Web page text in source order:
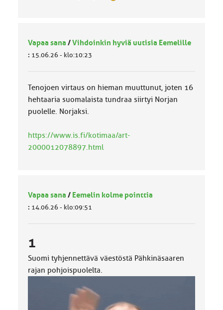
Vapaa sana /Vihdoinkin hyviä uutisia Eemelille
: 15.06.26 - klo:10:23
Tenojoen virtaus on hieman muuttunut, joten 16
hehtaaria suomalaista tundraa siirtyi Norjan
puolelle. Norjaksi.
https://www.is.fi/kotimaa/art-
2000012078897.html
Vapaa sana / Eemelin kolme pointtia
: 14.06.26 - klo:09:51
1
Suomi tyhjennettävä väestöstä Pähkinäsaaren
rajan pohjoispuolelta.